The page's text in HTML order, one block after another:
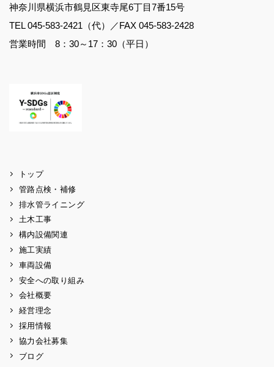
神奈川県横浜市鶴見区東寺尾6丁目7番15号
TEL 045-583-2421（代）／FAX 045-583-2428
営業時間 8：30～17：30（平日）
トップ
管路点検・補修
排水管ライニング
土木工事
構内設備関連
施工実績
車両設備
安全への取り組み
会社概要
経営理念
採用情報
協力会社募集
ブログ